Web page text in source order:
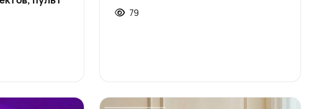
79